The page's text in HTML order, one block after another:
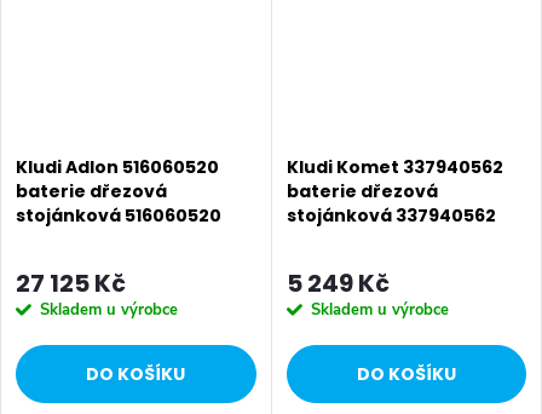
Kludi Adlon 516060520
baterie dřezová
stojánková 516060520
27 125 Kč
Skladem u výrobce
DO KOŠÍKU
Kludi Komet 337940562
baterie dřezová
stojánková 337940562
5 249 Kč
Skladem u výrobce
DO KOŠÍKU